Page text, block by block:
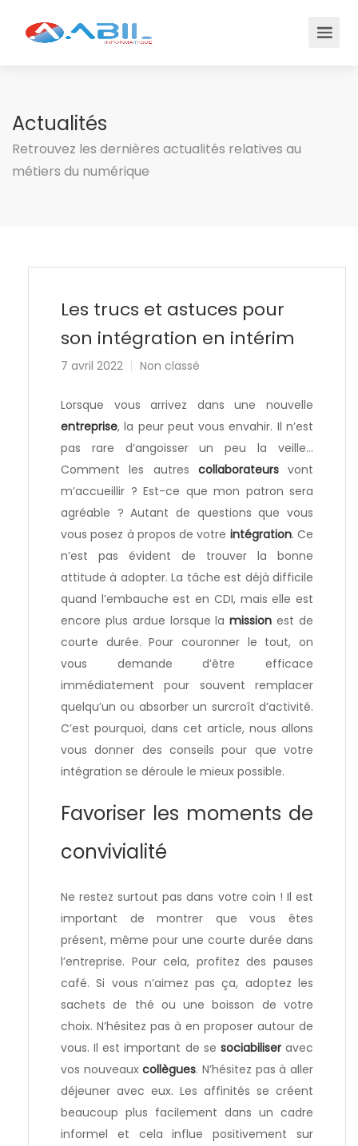
Actualités
Retrouvez les dernières actualités relatives au
métiers du numérique
Les trucs et astuces pour
son intégration en intérim
7 avril 2022 Non classé
Lorsque vous arrivez dans une nouvelle
entreprise, la peur peut vous envahir. Il n’est
pas rare d’angoisser un peu la veille…
Comment les autres collaborateursvont
m’accueillir ? Est-ce que mon patron sera
agréable ? Autant de questions que vous
vous posez à propos de votre intégration. Ce
n’est pas évident de trouver la bonne
attitude à adopter. La tâche est déjà difficile
quand l’embauche est en CDI, mais elle est
encore plus ardue lorsque lamission est de
courte durée. Pour couronner le tout, on
vous demande d’être efficace
immédiatement pour souvent remplacer
quelqu’un ou absorber un surcroît d’activité.
C’est pourquoi, dans cet article, nous allons
vous donner des conseils pour que votre
intégration se déroule le mieux possible.
Favoriser les moments de
convivialité
Ne restez surtout pas dans votre coin ! Il est
important de montrer que vous êtes
présent, même pour une courte durée dans
l’entreprise. Pour cela, profitez des pauses
café. Si vous n’aimez pas ça, adoptez les
sachets de thé ou une boisson de votre
choix. N’hésitez pas à en proposer autour de
vous. Il est important de se sociabiliseravec
vos nouveauxcollègues. N’hésitez pas à aller
déjeuner avec eux. Les affinités se créent
beaucoup plus facilement dans un cadre
informel et cela influe positivement sur